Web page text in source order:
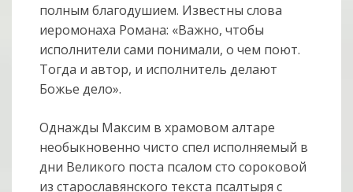
полным благодушием. Известны слова
иеромонаха Романа: «Важно, чтобы
исполнители сами понимали, о чем поют.
Тогда и автор, и исполнитель делают
Божье дело».
Однажды Максим в храмовом алтаре
необыкновенно чисто спел исполняемый в
дни Великого поста псалом сто сороковой
из старославянского текста псалтыря с